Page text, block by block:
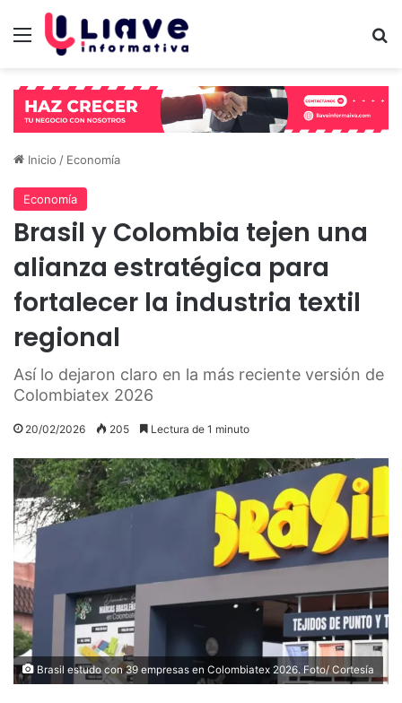
Menú
Inicio / Economía
Economía
Brasil y Colombia tejen una
alianza estratégica para
fortalecer la industria textil
regional
Así lo dejaron claro en la más reciente versión de
Colombiatex 2026
20/02/2026 205 Lectura de 1 minuto
Brasil estudo con 39 empresas en Colombiatex 2026. Foto/ Cortesía